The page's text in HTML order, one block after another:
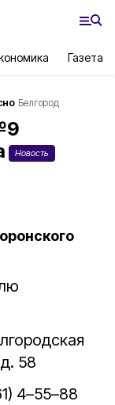
Газета
Белгород
Новость
58
4–55–88